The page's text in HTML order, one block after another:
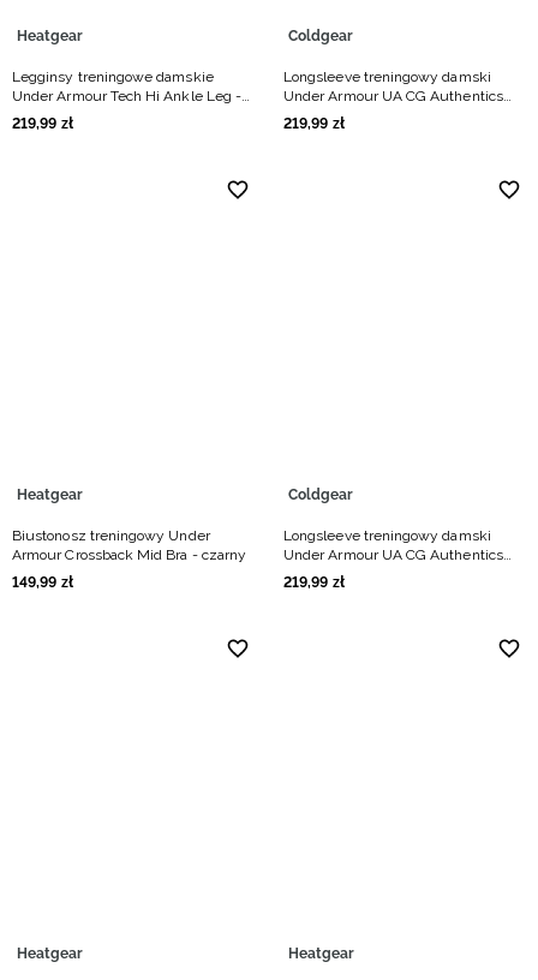
Heatgear
Legginsy treningowe damskie
Under Armour Tech Hi Ankle Leg -
czarne
219,99 zł
Coldgear
Longsleeve treningowy damski
Under Armour UA CG Authentics
Mockneck - biały
219,99 zł
Heatgear
Biustonosz treningowy Under
Armour Crossback Mid Bra - czarny
149,99 zł
Coldgear
Longsleeve treningowy damski
Under Armour UA CG Authentics
Mockneck - czarny
219,99 zł
Heatgear Heatgear